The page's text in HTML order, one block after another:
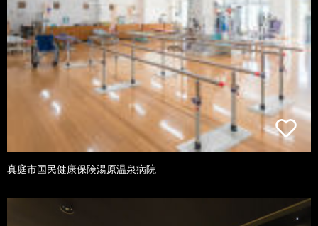
真庭市国民健康保険湯原温泉病院